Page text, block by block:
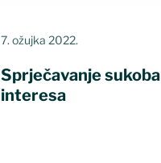
7. ožujka 2022.
Sprječavanje sukoba
interesa